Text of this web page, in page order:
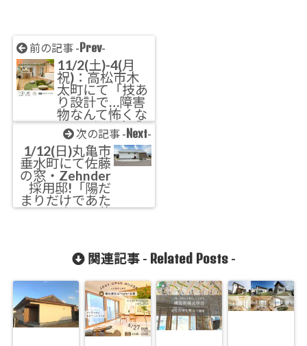
前の記事 - Prev-
11/2(土)-4(月
祝)：高松市木
太町にて「技あ
り設計で…障害
物なんて怖くな
い!!」お家完成
見学会
次の記事 - Next-
1/12(日)丸亀市
垂水町にて佐藤
の窓・Zehnder
採用邸!「陽だ
まりだけであた
たかいネコと暮
ープンハウス
関連記事 - Related Posts-